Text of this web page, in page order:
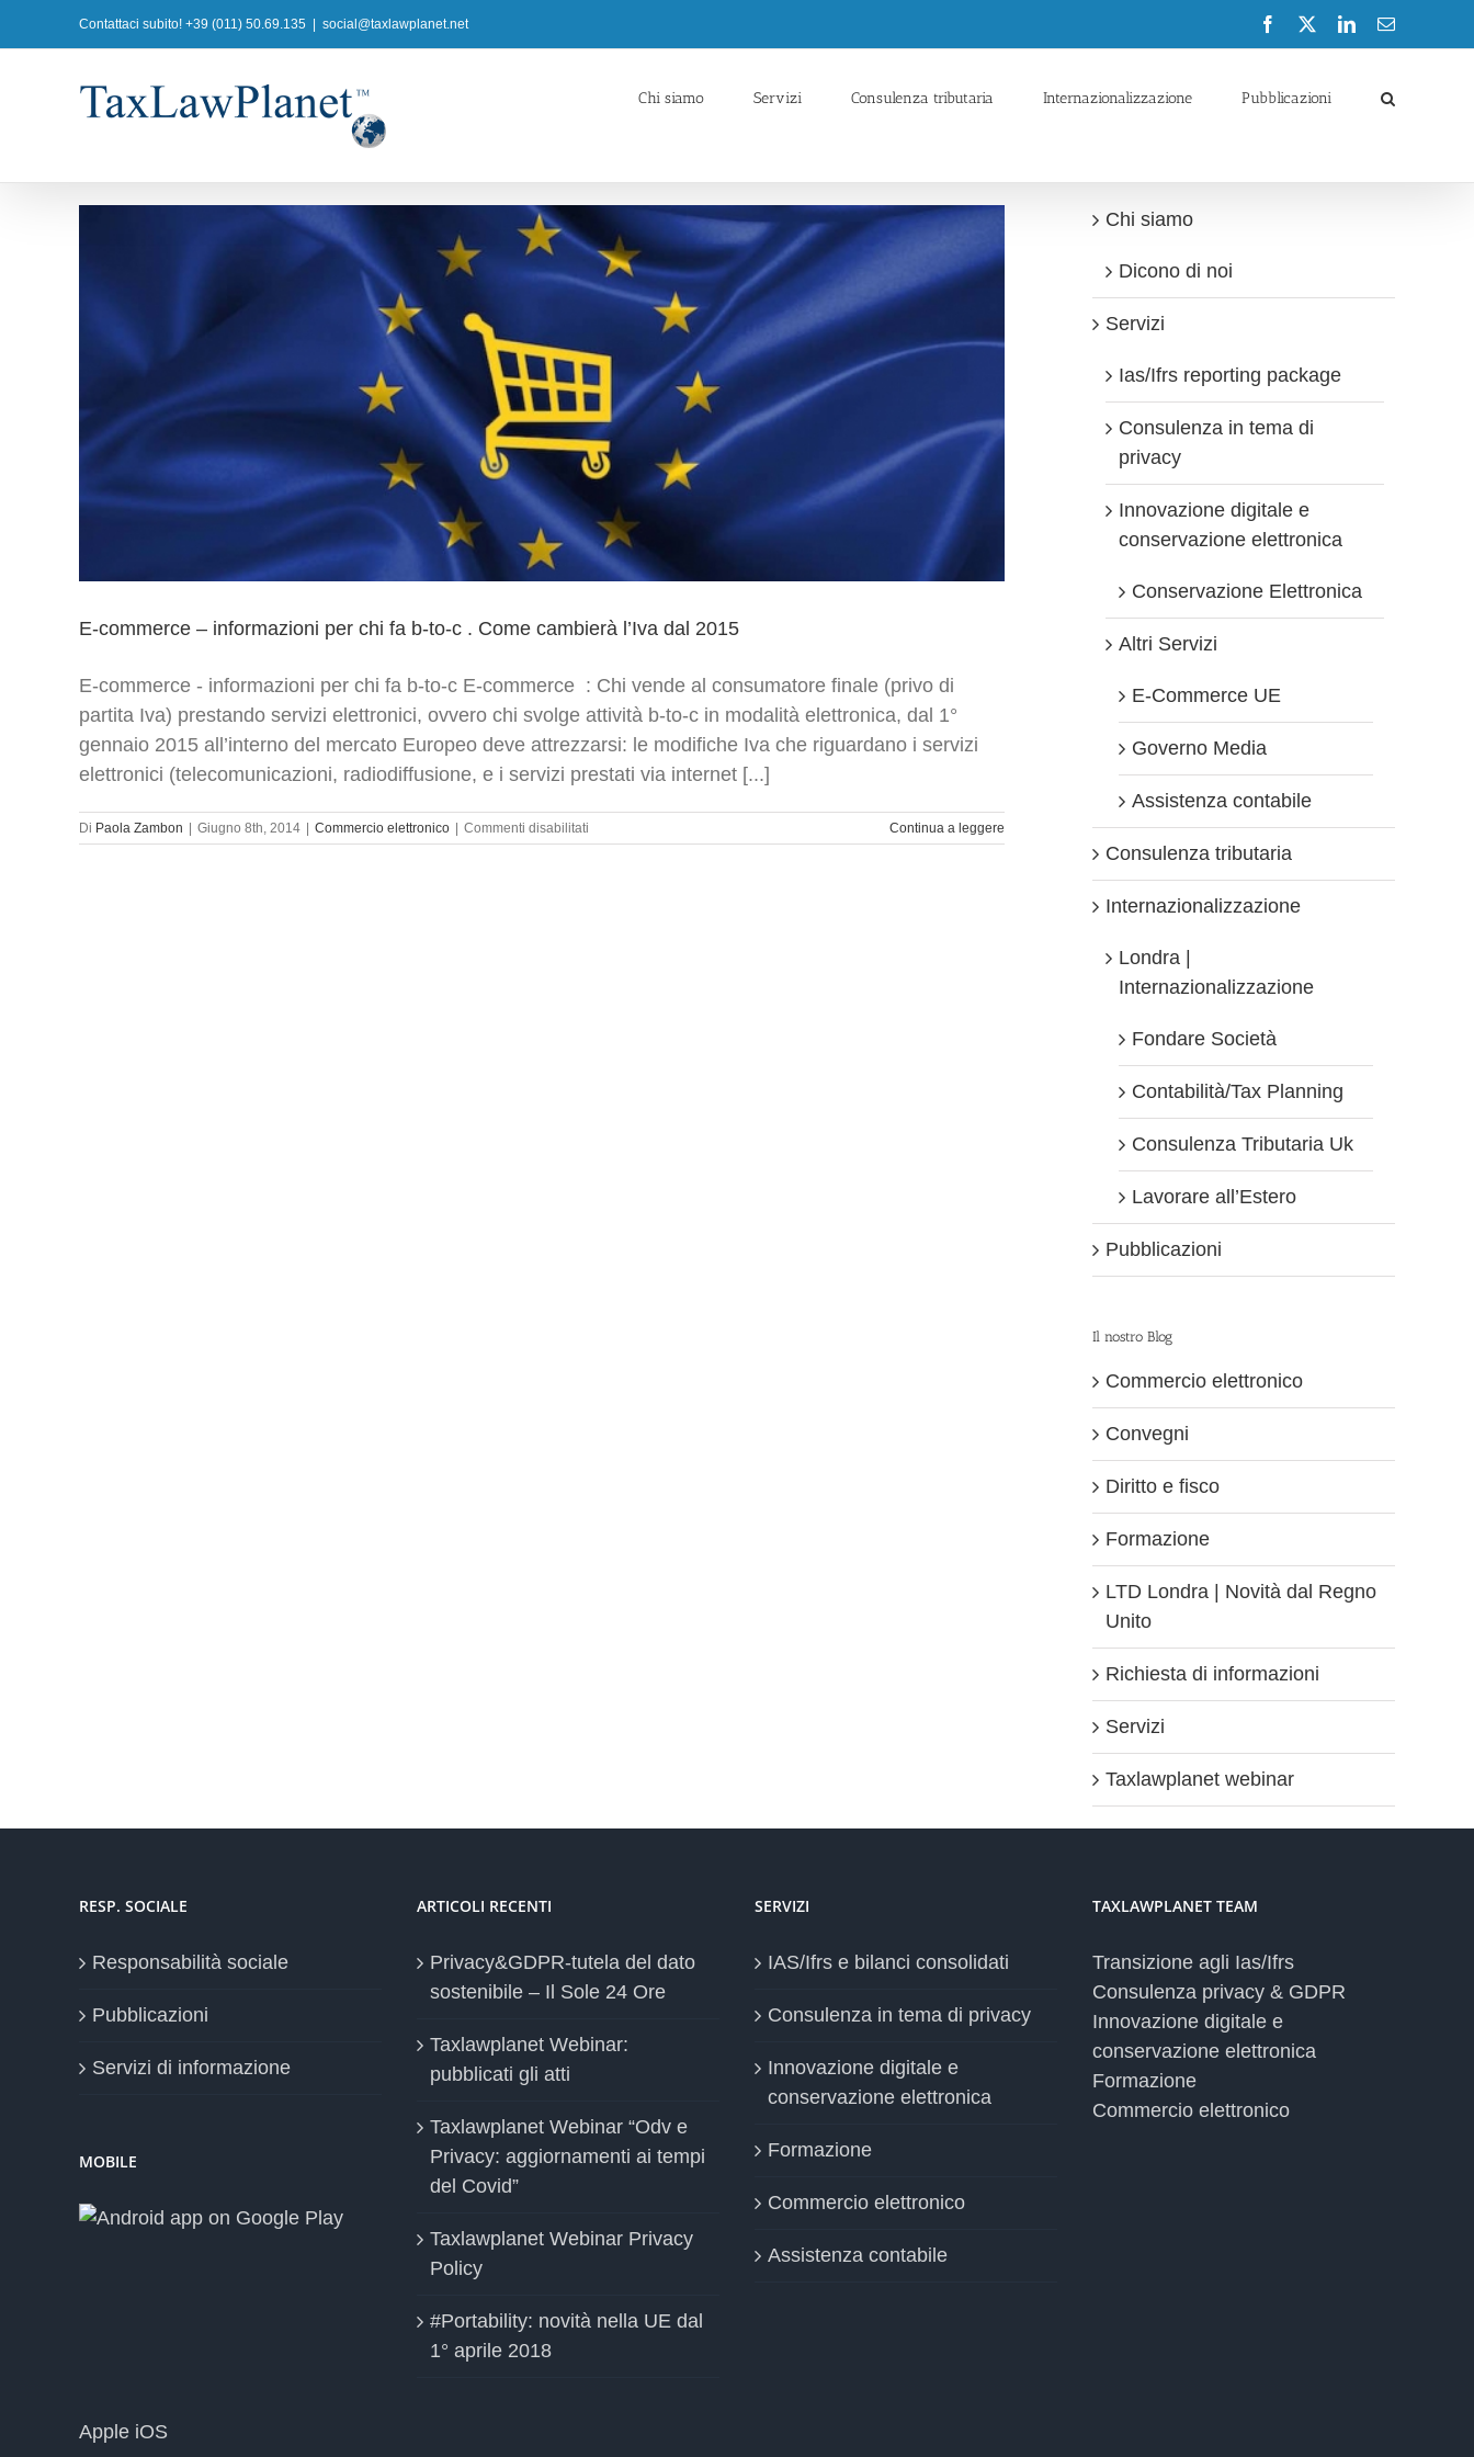
al
Contattaci subito! +39 (011) 50.69.135 social@taxlawplanet.net Facebook LinkedInEmail
Chi siamo Servizi Consulenza tributaria Internazionalizzazione Pubblicazioni
E-commerce – informazioni per chi fa b-to-c . Come cambierà l’Iva dal 2015
E-commerce - informazioni per chi fa b-to-c E-commerce : Chi vende al consumatore finale (privo di
partita Iva) prestando servizi elettronici, ovvero chi svolge attività b-to-c in modalità elettronica, dal 1°
gennaio 2015 all’interno del mercato Europeo deve attrezzarsi: le modifiche Iva che riguardano i servizi
elettronici (telecomunicazioni, radiodiffusione, e i servizi prestati via internet [...]
Di Paola Zambon Giugno 8th, 2014 Commercio elettronico Commenti disabilitati
E-
Continua a leggere
Chi siamo
Dicono di noi
Servizi
Ias/Ifrs reporting package
Consulenza in tema di
privacy
Innovazione digitale e
conservazione elettronica
Conservazione Elettronica
Altri Servizi
E-Commerce UE
Governo Media
Assistenza contabile
Consulenza tributaria
Internazionalizzazione
Londra |
Internazionalizzazione
Fondare Società
Contabilità/Tax Planning
Consulenza Tributaria Uk
Lavorare all’Estero
Pubblicazioni
Il nostro Blog
Commercio elettronico
Convegni
Diritto e fisco
Formazione
LTD Londra | Novità dal Regno
Unito
Richiesta di informazioni
Servizi
Taxlawplanet webinar
RESP. SOCIALE
Responsabilità sociale
Pubblicazioni
Servizi di informazione
MOBILE
Apple iOS
ARTICOLI RECENTI
Privacy&GDPR-tutela del dato
sostenibile – Il Sole 24 Ore
Taxlawplanet Webinar:
pubblicati gli atti
Taxlawplanet Webinar “Odv e
Privacy: aggiornamenti ai tempi
del Covid”
Taxlawplanet Webinar Privacy
Policy
#Portability: novità nella UE dal
1° aprile 2018
SERVIZI
IAS/Ifrs e bilanci consolidati
Consulenza in tema di privacy
Innovazione digitale e
conservazione elettronica
Formazione
Commercio elettronico
Assistenza contabile
TAXLAWPLANET TEAM
Transizione agli Ias/Ifrs
Consulenza privacy & GDPR
Innovazione digitale e
conservazione elettronica
Formazione
Commercio elettronico